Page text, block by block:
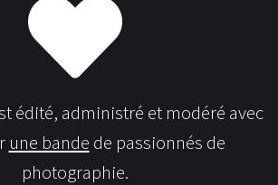
édité, administré et modéré avec
une bande de passionnés de
photographie.